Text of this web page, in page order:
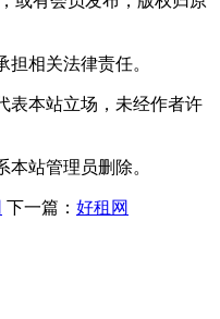
相关法律责任。
表本站立场，未经作者许
站管理员删除。
下一篇： 好租网